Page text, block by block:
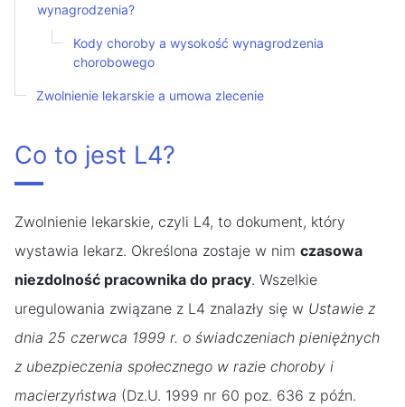
wynagrodzenia?
Kody choroby a wysokość wynagrodzenia
chorobowego
Zwolnienie lekarskie a umowa zlecenie
Co to jest L4?
Zwolnienie lekarskie, czyli L4, to dokument, który
wystawia lekarz. Określona zostaje w nim czasowa
niezdolność pracownika do pracy. Wszelkie
uregulowania związane z L4 znalazły się w Ustawie z
dnia 25 czerwca 1999 r. o świadczeniach pieniężnych
z ubezpieczenia społecznego w razie choroby i
macierzyństwa (Dz.U. 1999 nr 60 poz. 636 z późn.